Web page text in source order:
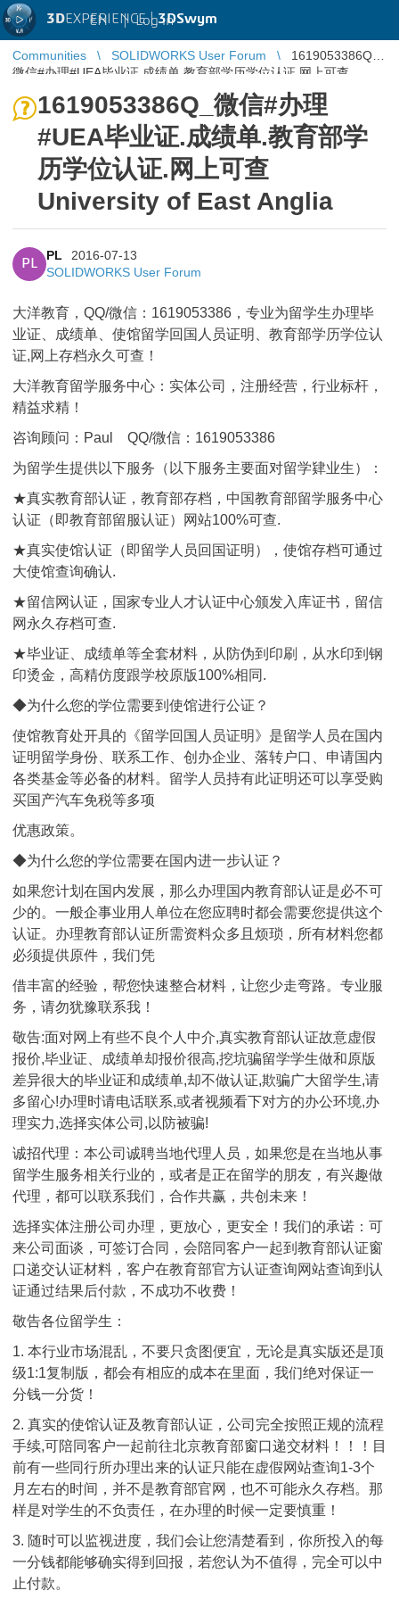
3DEXPERIENCE |3DSwym
EN | Log in
Communities SOLIDWORKS User Forum
1619053386Q_
微信#办理#UEA毕业证.成绩单.教育部学历学位认证.网上可查
1619053386Q_微信#办理
#UEA毕业证.成绩单.教育部学
历学位认证.网上可查
University of East Anglia
PL
PL
2016-07-13
SOLIDWORKS User Forum
大洋教育，QQ/微信：1619053386，专业为留学生办理毕
业证、成绩单、使馆留学回国人员证明、教育部学历学位认
证,网上存档永久可查！
大洋教育留学服务中心：实体公司，注册经营，行业标杆，
精益求精！
咨询顾问：Paul QQ/微信：1619053386
为留学生提供以下服务（以下服务主要面对留学肄业生）：
★真实教育部认证，教育部存档，中国教育部留学服务中心
认证（即教育部留服认证）网站100%可查.
★真实使馆认证（即留学人员回国证明），使馆存档可通过
大使馆查询确认.
★留信网认证，国家专业人才认证中心颁发入库证书，留信
网永久存档可查.
★毕业证、成绩单等全套材料，从防伪到印刷，从水印到钢
印烫金，高精仿度跟学校原版100%相同.
◆为什么您的学位需要到使馆进行公证？
使馆教育处开具的《留学回国人员证明》是留学人员在国内
证明留学身份、联系工作、创办企业、落转户口、申请国内
各类基金等必备的材料。留学人员持有此证明还可以享受购
买国产汽车免税等多项
优惠政策。
◆为什么您的学位需要在国内进一步认证？
如果您计划在国内发展，那么办理国内教育部认证是必不可
少的。一般企事业用人单位在您应聘时都会需要您提供这个
认证。办理教育部认证所需资料众多且烦琐，所有材料您都
必须提供原件，我们凭
借丰富的经验，帮您快速整合材料，让您少走弯路。专业服
务，请勿犹豫联系我！
敬告:面对网上有些不良个人中介,真实教育部认证故意虚假
报价,毕业证、成绩单却报价很高,挖坑骗留学学生做和原版
差异很大的毕业证和成绩单,却不做认证,欺骗广大留学生,请
多留心!办理时请电话联系,或者视频看下对方的办公环境,办
理实力,选择实体公司,以防被骗!
诚招代理：本公司诚聘当地代理人员，如果您是在当地从事
留学生服务相关行业的，或者是正在留学的朋友，有兴趣做
代理，都可以联系我们，合作共赢，共创未来！
选择实体注册公司办理，更放心，更安全！我们的承诺：可
来公司面谈，可签订合同，会陪同客户一起到教育部认证窗
口递交认证材料，客户在教育部官方认证查询网站查询到认
证通过结果后付款，不成功不收费！
敬告各位留学生：
1. 本行业市场混乱，不要只贪图便宜，无论是真实版还是顶
级1:1复制版，都会有相应的成本在里面，我们绝对保证一
分钱一分货！
2. 真实的使馆认证及教育部认证，公司完全按照正规的流程
手续,可陪同客户一起前往北京教育部窗口递交材料！！！目
前有一些同行所办理出来的认证只能在虚假网站查询1-3个
月左右的时间，并不是教育部官网，也不可能永久存档。那
样是对学生的不负责任，在办理的时候一定要慎重！
3. 随时可以监视进度，我们会让您清楚看到，你所投入的每
一分钱都能够确实得到回报，若您认为不值得，完全可以中
止付款。